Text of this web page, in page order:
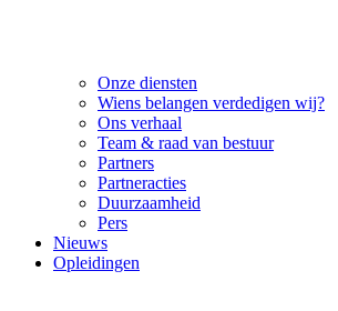
Onze diensten
Wiens belangen verdedigen wij?
Ons verhaal
Team & raad van bestuur
Partners
Partneracties
Duurzaamheid
Pers
Nieuws
Opleidingen